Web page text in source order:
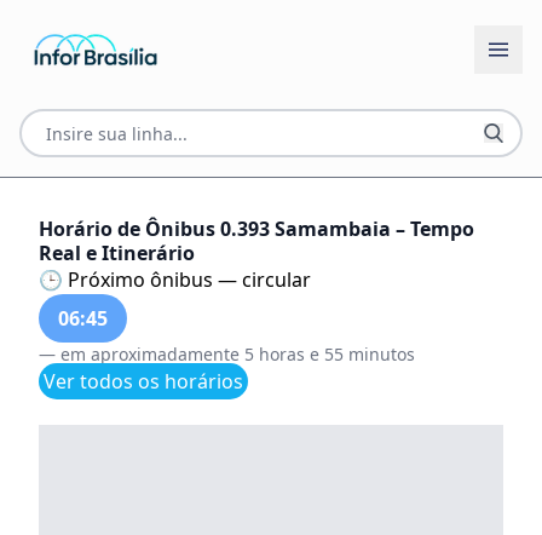
Horário de Ônibus 0.393 Samambaia – Tempo
Real e Itinerário
🕒 Próximo ônibus — circular
06:45
— em aproximadamente 5 horas e 55 minutos
Ver todos os horários